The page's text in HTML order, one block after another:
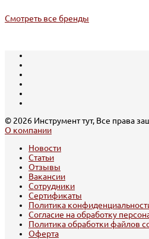
Смотреть все бренды
© 2026 Инструмент тут, Все права
О компании
Новости
Статьи
Отзывы
Вакансии
Сотрудники
Сертификаты
Политика
Согласие на обработку
Политика обработки файлов
Оферта